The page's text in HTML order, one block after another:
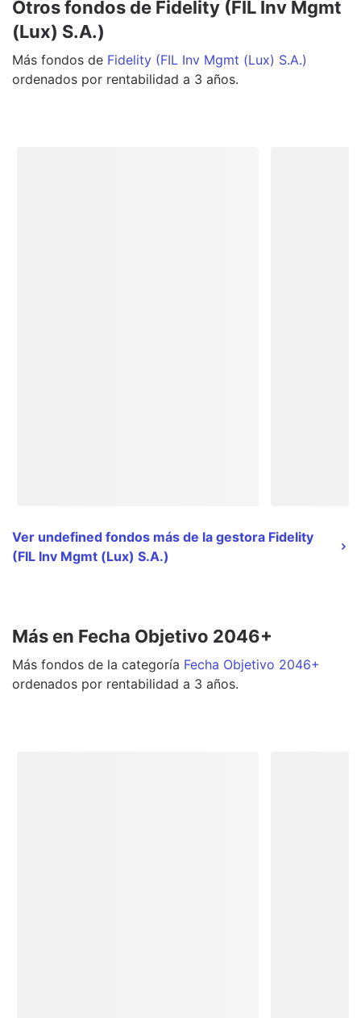
Otros fondos de Fidelity (FIL Inv Mgmt
(Lux) S.A.)
Más fondos de Fidelity (FIL Inv Mgmt (Lux) S.A.)
ordenados por rentabilidad a 3 años.
Ver undefined fondos más de la gestora Fidelity
(FIL Inv Mgmt (Lux) S.A.)
Más en Fecha Objetivo 2046+
Más fondos de la categoría Fecha Objetivo 2046+
ordenados por rentabilidad a 3 años.